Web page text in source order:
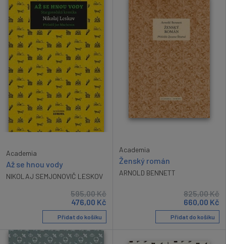
Academia
Až se hnou vody
NIKOLAJ SEMJONOVIČ LESKOV
595,00Kč
476,00 Kč
Přidat do košíku
Academia
Ženský román
ARNOLD BENNETT
825,00Kč
660,00 Kč
Přidat do košíku